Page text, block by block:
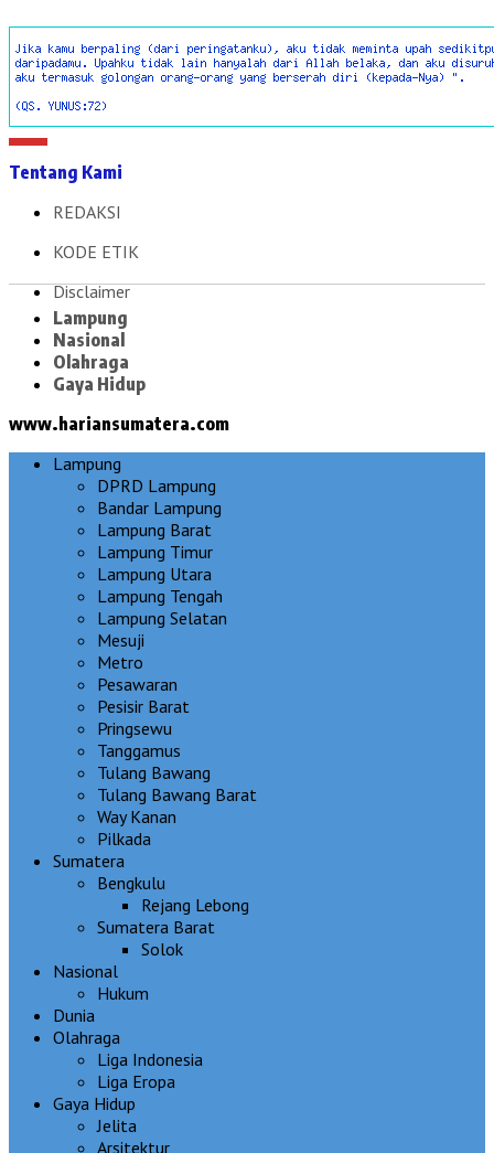
Tentang Kami
REDAKSI
KODE ETIK
Disclaimer
Lampung
Nasional
Olahraga
Gaya Hidup
www.hariansumatera.com
Lampung
DPRD Lampung
Bandar Lampung
Lampung Barat
Lampung Timur
Lampung Utara
Lampung Tengah
Lampung Selatan
Mesuji
Metro
Pesawaran
Pesisir Barat
Pringsewu
Tanggamus
Tulang Bawang
Tulang Bawang Barat
Way Kanan
Pilkada
Sumatera
Bengkulu
Rejang Lebong
Sumatera Barat
Solok
Nasional
Hukum
Dunia
Olahraga
Liga Indonesia
Liga Eropa
Gaya Hidup
Jelita
Arsitektur